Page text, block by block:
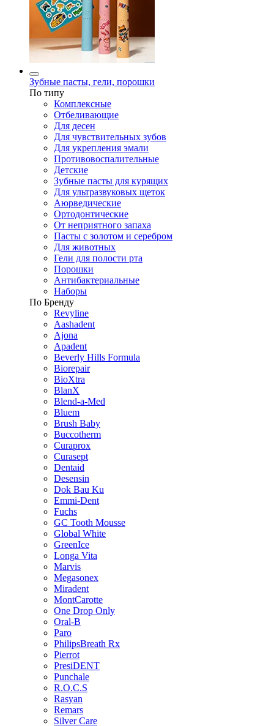
Зубные пасты, гели, порошки
По типу
Комплексные
Отбеливающие
Для десен
Для чувствительных зубов
Для укрепления эмали
Противовоспалительные
Детские
Зубные пасты для курящих
Для ультразвуковых щеток
Аюрведические
Ортодонтические
От неприятного запаха
Пасты с золотом и серебром
Для животных
Гели для полости рта
Порошки
Антибактериальные
Наборы
По Бренду
Revyline
Aashadent
Ajona
Apadent
Beverly Hills Formula
Biorepair
BioXtra
BlanX
Blend-a-Med
Bluem
Brush Baby
Buccotherm
Curaprox
Curasept
Dentaid
Desensin
Dok Bau Ku
Emmi-Dent
Fuchs
GC Tooth Mousse
Global White
GreenIce
Longa Vita
Marvis
Megasonex
Miradent
MontCarotte
One Drop Only
Oral-B
Paro
PhilipsBreath Rx
Pierrot
PresiDENT
Punchale
R.O.C.S
Rasyan
Remars
Silver Care